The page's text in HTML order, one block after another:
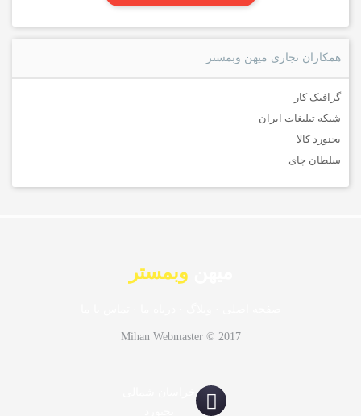
همکاران تجاری میهن وبمستر
گرافیک کار
شبکه تبلیغات ایران
بجنورد کالا
سلطان چای
وبمستر
Mihan Webmaster © 2017